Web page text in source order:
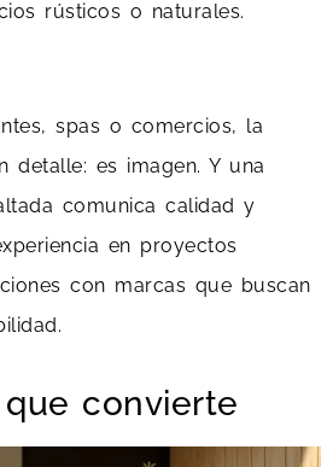
rústicos o naturales.
spas o comercios, la
detalle: es imagen. Y una
comunica calidad y
en proyectos
con marcas que buscan
convierte